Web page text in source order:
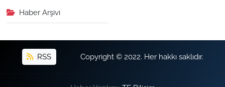
Haber Arşivi
RSS Copyright © 2022. Her hakkı saklıdır.